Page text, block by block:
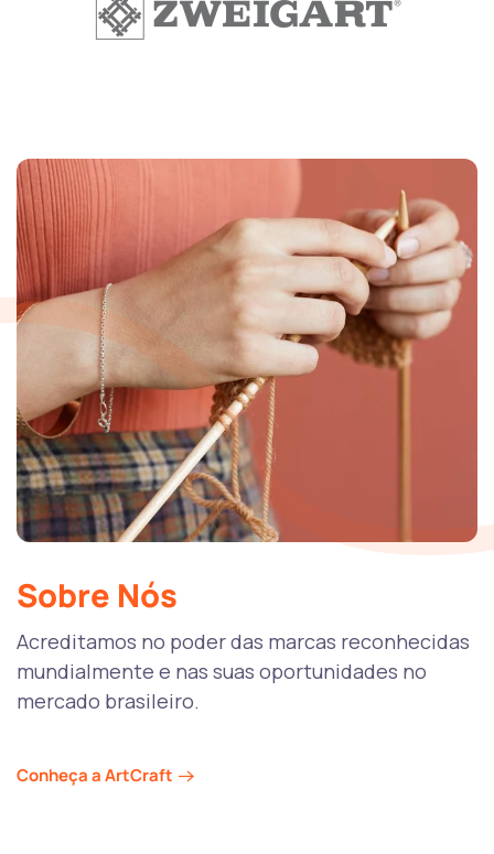
Sobre Nós
Acreditamos no poder das marcas reconhecidas
mundialmente e nas suas oportunidades no
mercado brasileiro.
Conheça a ArtCraft